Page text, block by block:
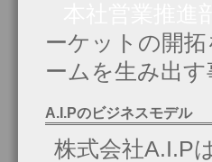
ーケットの開
ームを生み出
A.I.Pのビジネスモデル
株式会社A.I.P